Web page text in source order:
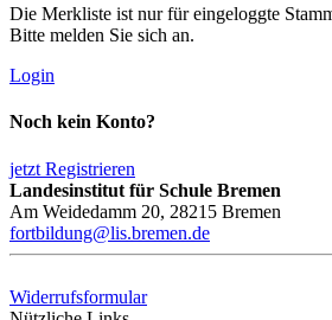
Die Merkliste ist nur für eingeloggte
Bitte melden Sie sich an.
Login
Noch kein Konto?
jetzt Registrieren
Landesinstitut für Schule Bremen
Am Weidedamm 20, 28215 Bremen
fortbildung@lis.bremen.de
Widerrufsformular